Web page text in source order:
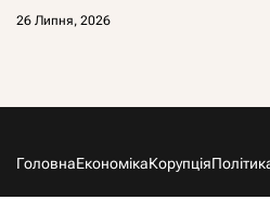
26 Липня, 2026
ГоловнаЕкономікаКорупція